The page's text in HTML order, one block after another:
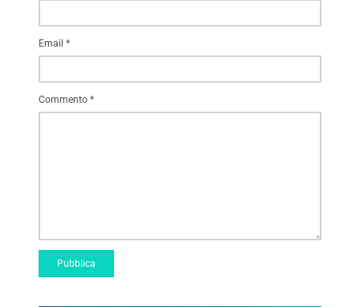
Commento *
Email *